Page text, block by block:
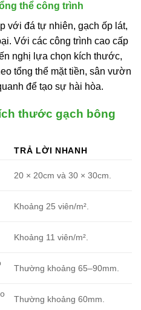
thể công trình
với đá tự nhiên, gạch ốp lát,
Với các công trình cao cấp
nghị lựa chọn kích thước,
tổng thể mặt tiền, sân vườn
để tạo sự hài hòa.
thước gạch bông
TRẢ LỜI NHANH
20 × 20cm và 30 × 30cm.
Khoảng 25 viên/m².
Khoảng 11 viên/m².
Thường khoảng 65–90mm.
Thường khoảng 60mm.